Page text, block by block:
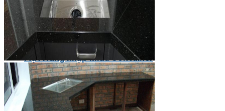
Đá Ốp Bếp Tự Nhiên
Các Loại Đá Khác
Kính Màu Ốp Bếp
Mặt Hàng nhập khẩu Container
Vách Tivi ỐP Đá Cao Cấp
Đá Mosaic